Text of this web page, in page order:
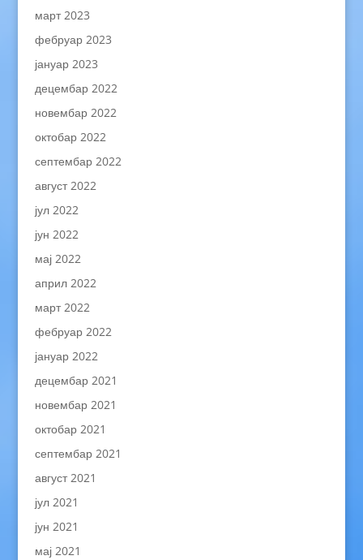
март 2023
фебруар 2023
јануар 2023
децембар 2022
новембар 2022
октобар 2022
септембар 2022
август 2022
јул 2022
јун 2022
мај 2022
април 2022
март 2022
фебруар 2022
јануар 2022
децембар 2021
новембар 2021
октобар 2021
септембар 2021
август 2021
јул 2021
јун 2021
мај 2021